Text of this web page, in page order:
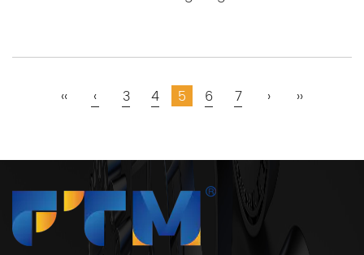
‹‹ ‹ 3 4 5 6 7 › ››